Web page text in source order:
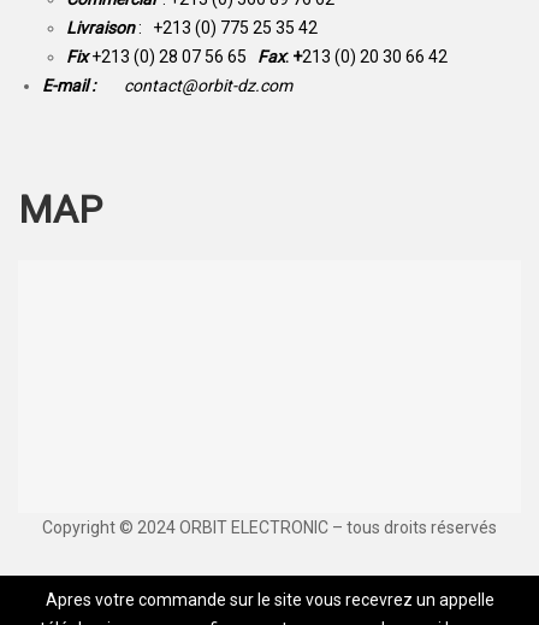
Livraison: +213 (0) 775 25 35 42
Fix +213 (0) 28 07 56 65 Fax: +213 (0) 20 30 66 42
E-mail :
contact@orbit-dz.com
MAP
Copyright © 2024 ORBIT ELECTRONIC – tous droits réservés
Apres votre commande sur le site vous recevrez un appelle